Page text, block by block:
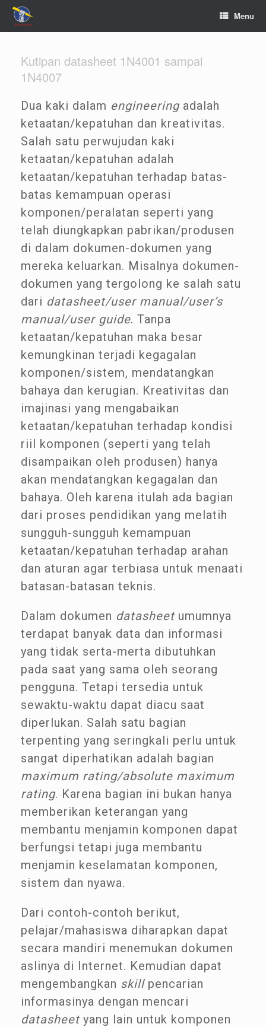
Menu
Kutipan datasheet 1N4001 sampai
1N4007
Dua kaki dalam engineeringadalah
ketaatan/kepatuhan dan kreativitas.
Salah satu perwujudan kaki
ketaatan/kepatuhan adalah
ketaatan/kepatuhan terhadap batas-
batas kemampuan operasi
komponen/peralatan seperti yang
telah diungkapkan pabrikan/produsen
di dalam dokumen-dokumen yang
mereka keluarkan. Misalnya dokumen-
dokumen yang tergolong ke salah satu
dari datasheet/user manual/user’s
manual/user guide. Tanpa
ketaatan/kepatuhan maka besar
kemungkinan terjadi kegagalan
komponen/sistem, mendatangkan
bahaya dan kerugian. Kreativitas dan
imajinasi yang mengabaikan
ketaatan/kepatuhan terhadap kondisi
riil komponen (seperti yang telah
disampaikan oleh produsen) hanya
akan mendatangkan kegagalan dan
bahaya. Oleh karena itulah ada bagian
dari proses pendidikan yang melatih
sungguh-sungguh kemampuan
ketaatan/kepatuhan terhadap arahan
dan aturan agar terbiasa untuk menaati
batasan-batasan teknis.
Dalam dokumen datasheetumumnya
terdapat banyak data dan informasi
yang tidak serta-merta dibutuhkan
pada saat yang sama oleh seorang
pengguna. Tetapi tersedia untuk
sewaktu-waktu dapat diacu saat
diperlukan. Salah satu bagian
terpenting yang seringkali perlu untuk
sangat diperhatikan adalah bagian
maximum rating/absolute maximum
rating. Karena bagian ini bukan hanya
memberikan keterangan yang
membantu menjamin komponen dapat
berfungsi tetapi juga membantu
menjamin keselamatan komponen,
sistem dan nyawa.
Dari contoh-contoh berikut,
pelajar/mahasiswa diharapkan dapat
secara mandiri menemukan dokumen
aslinya di Internet. Kemudian dapat
mengembangkan skillpencarian
informasinya dengan mencari
datasheetyang lain untuk komponen